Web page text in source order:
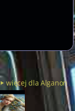
więcej dla Alganon